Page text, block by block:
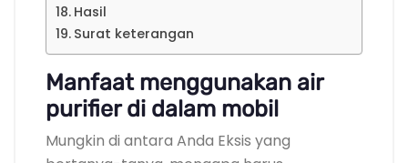
Hasil
Surat keterangan
Manfaat menggunakan air
purifier di dalam mobil
Mungkin di antara Anda Eksis yang